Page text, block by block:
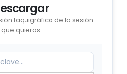
taquigráfica de la sesión
que quieras